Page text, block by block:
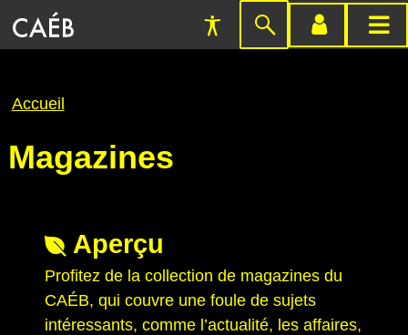
Préférences
d'accessibilité
Passer
menu
menu
Fil
Accueil
Magazines
Aperçu
Profitez de la collection de magazines du
CAÉB, qui couvre une foule de sujets
intéressants, comme l’actualité, les affaires,